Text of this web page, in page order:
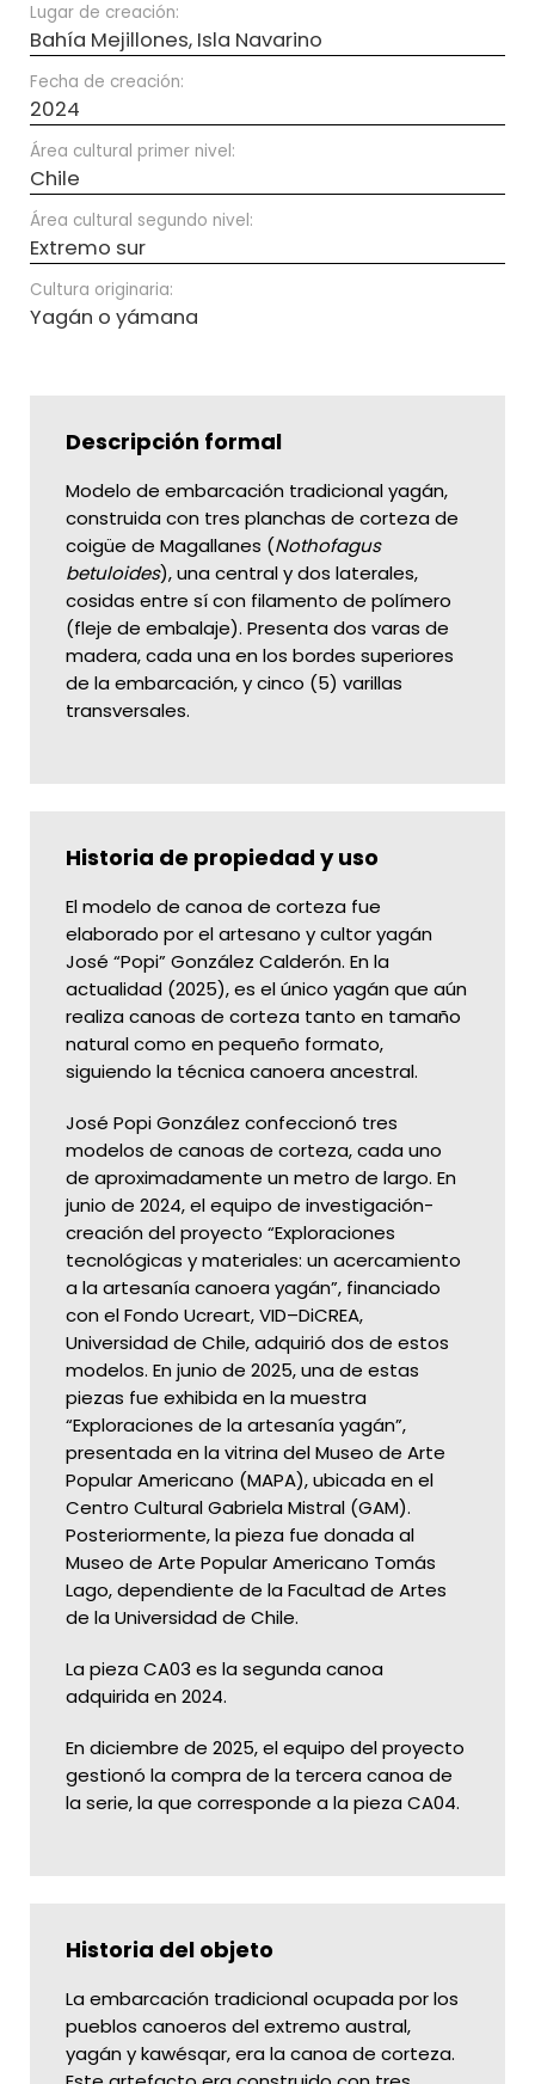
Lugar de creación:
Bahía Mejillones, Isla Navarino
Fecha de creación:
2024
Área cultural primer nivel:
Chile
Área cultural segundo nivel:
Extremo sur
Cultura originaria:
Yagán o yámana
Descripción formal
Modelo de embarcación tradicional yagán,
construida con tres planchas de corteza de
coigüe de Magallanes (Nothofagus
betuloides), una central y dos laterales,
cosidas entre sí con filamento de polímero
(fleje de embalaje). Presenta dos varas de
madera, cada una en los bordes superiores
de la embarcación, y cinco (5) varillas
transversales.
Historia de propiedad y uso
El modelo de canoa de corteza fue
elaborado por el artesano y cultor yagán
José “Popi” González Calderón. En la
actualidad (2025), es el único yagán que aún
realiza canoas de corteza tanto en tamaño
natural como en pequeño formato,
siguiendo la técnica canoera ancestral.
José Popi González confeccionó tres
modelos de canoas de corteza, cada uno
de aproximadamente un metro de largo. En
junio de 2024, el equipo de investigación-
creación del proyecto “Exploraciones
tecnológicas y materiales: un acercamiento
a la artesanía canoera yagán”, financiado
con el Fondo Ucreart, VID–DiCREA,
Universidad de Chile, adquirió dos de estos
modelos. En junio de 2025, una de estas
piezas fue exhibida en la muestra
“Exploraciones de la artesanía yagán”,
presentada en la vitrina del Museo de Arte
Popular Americano (MAPA), ubicada en el
Centro Cultural Gabriela Mistral (GAM).
Posteriormente, la pieza fue donada al
Museo de Arte Popular Americano Tomás
Lago, dependiente de la Facultad de Artes
de la Universidad de Chile.
La pieza CA03 es la segunda canoa
adquirida en 2024.
En diciembre de 2025, el equipo del proyecto
gestionó la compra de la tercera canoa de
la serie, la que corresponde a la pieza CA04.
Historia del objeto
La embarcación tradicional ocupada por los
pueblos canoeros del extremo austral,
yagán y kawésqar, era la canoa de corteza.